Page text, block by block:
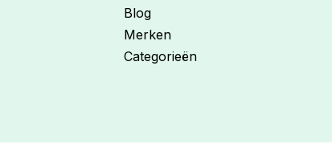
Blog
Merken
Categorieën